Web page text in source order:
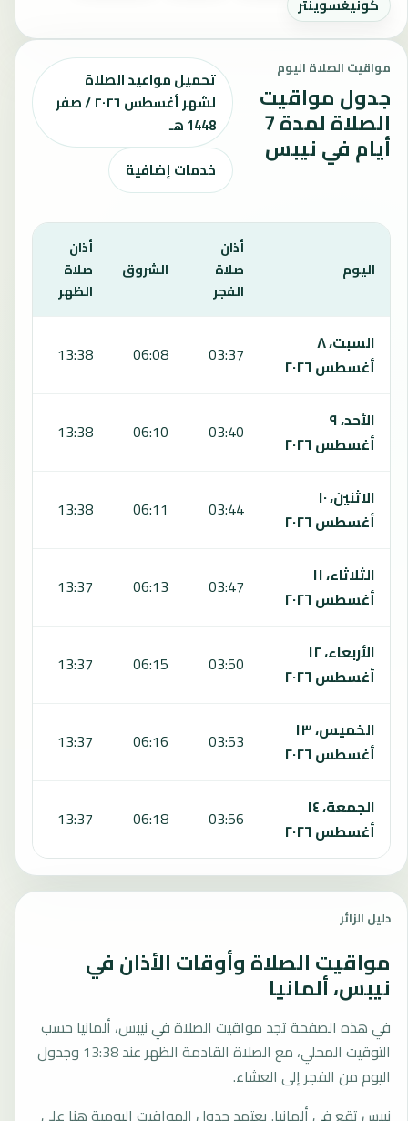
كونيغسوينتر
مواقيت الصلاة اليوم
جدول مواقيت
الصلاة لمدة 7
أيام في نيبس
تحميل مواعيد الصلاة
لشهر أغسطس ٢٠٢٦ / صفر
1448 هـ
خدمات إضافية
اليوم
أذان
صلاة
الفجر
الشروق
أذان
صلاة
الظهر
السبت، ٨
أغسطس ٢٠٢٦
03:37
06:08
13:38
الأحد، ٩
أغسطس ٢٠٢٦
03:40
06:10
13:38
الاثنين، ١٠
أغسطس ٢٠٢٦
03:44
06:11
13:38
الثلاثاء، ١١
أغسطس ٢٠٢٦
03:47
06:13
13:37
الأربعاء، ١٢
أغسطس ٢٠٢٦
03:50
06:15
13:37
الخميس، ١٣
أغسطس ٢٠٢٦
03:53
06:16
13:37
الجمعة، ١٤
أغسطس ٢٠٢٦
03:56
06:18
13:37
دليل الزائر
مواقيت الصلاة وأوقات الأذان في
نيبس، ألمانيا
في هذه الصفحة تجد مواقيت الصلاة في نيبس، ألمانيا حسب
التوقيت المحلي، مع الصلاة القادمة الظهر عند 13:38 وجدول
اليوم من الفجر إلى العشاء.